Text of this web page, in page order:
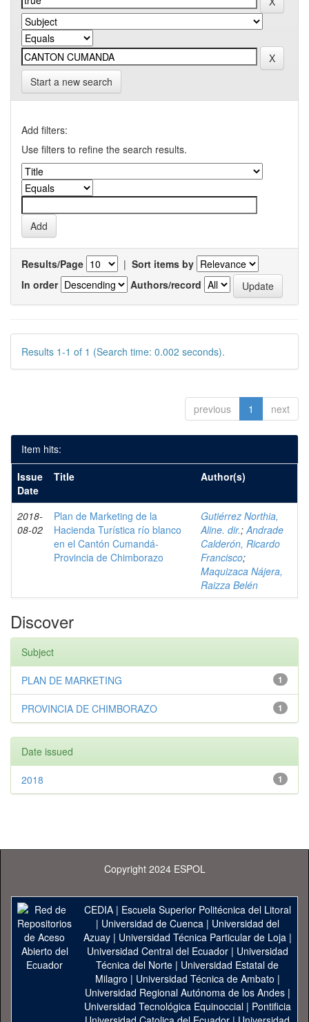
Start a new search
Add filters:
Use filters to refine the search results.
Results/Page | Sort items by
In order
Authors/record
Results 1-1 of 1 (Search time: 0.002 seconds).
previous 1 next
Item hits:
Issue
Date
Title Author(s)
2018-
08-02
Plan de Marketing de la
Hacienda Turística río blanco
en el Cantón Cumandá-
Provincia de Chimborazo
Gutiérrez Northia,
Aline. dir.;Andrade
Calderón, Ricardo
Francisco;
Maquizaca Nájera,
Raizza Belén
Discover
Subject
1
PLAN DE MARKETING
1
PROVINCIA DE CHIMBORAZO
Date issued
1
2018
Copyright 2024 ESPOL
CEDIA| Escuela Superior Politécnica del Litoral
| Universidad de Cuenca| Universidad del
Azuay| Universidad Técnica Particular de Loja|
Universidad Central del Ecuador| Universidad
Técnica del Norte | Universidad Estatal de
Milagro | Universidad Técnica de Ambato |
Universidad Regional Autónoma de los Andes|
Universidad Tecnológica Equinoccial| Pontificia